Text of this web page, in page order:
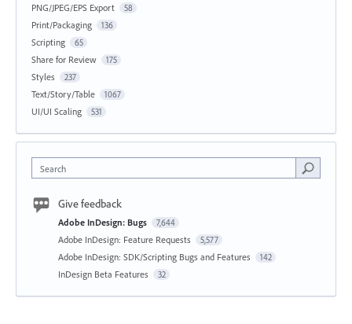
PNG/JPEG/EPS Export 58
Print/Packaging 136
Scripting 65
Share for Review 175
Styles 237
Text/Story/Table 1067
UI/UI Scaling 531
Search
Give feedback
Adobe InDesign: Bugs 7,644
Adobe InDesign: Feature Requests 5,577
Adobe InDesign: SDK/Scripting Bugs and Features 142
InDesign Beta Features 32